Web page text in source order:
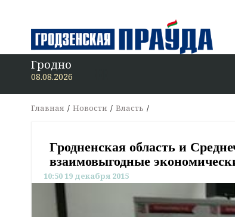
Гродно
08.08.2026
Главная Новости Власть
Гродненская область и
взаимовыгодные
10:50 19 декабря 2015